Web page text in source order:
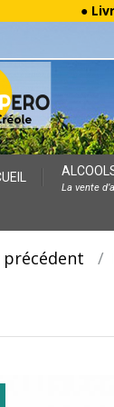
●
La vente